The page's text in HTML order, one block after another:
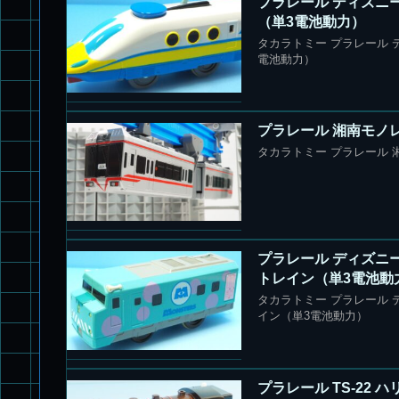
（単3電池動力）
タカラトミー プラレール
電池動力）
プラレール 湘南モノ
タカラトミー プラレール
プラレール ディズニ
トレイン（単3電池動
タカラトミー プラレール
イン（単3電池動力）
プラレール TS-22 ハ